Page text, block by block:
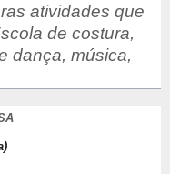
atividades que
de costura,
dança, música,